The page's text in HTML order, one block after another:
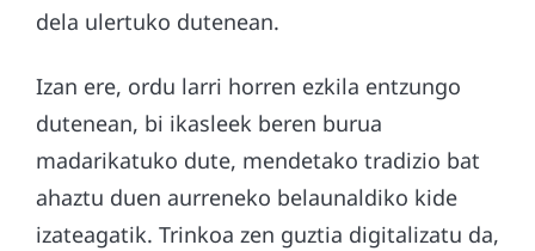
dela ulertuko dutenean.
Izan ere, ordu larri horren ezkila entzungo
dutenean, bi ikasleek beren burua
madarikatuko dute, mendetako tradizio bat
ahaztu duen aurreneko belaunaldiko kide
izateagatik. Trinkoa zen guztia digitalizatu da,